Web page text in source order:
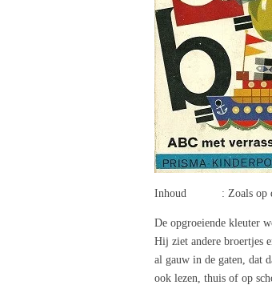
Inhoud : Zoals op de
De opgroeiende kleuter
Hij ziet andere broertjes
al gauw in de gaten, dat
ook lezen, thuis of op